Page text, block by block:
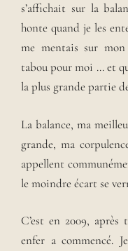
s’affichait sur la
honte quand je les
me mentais sur
tabou pour moi … et
la plus grande partie
La balance, ma
grande, ma
appellent
le moindre écart se
C’est en 2009, après
enfer a commencé.